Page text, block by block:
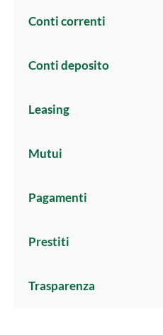
Conti correnti
Conti deposito
Leasing
Mutui
Pagamenti
Prestiti
Trasparenza